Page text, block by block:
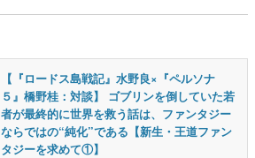
【『ロードス島戦記』水野良×『ペルソナ
５』橋野桂：対談】 ゴブリンを倒していた若
者が最終的に世界を救う話は、ファンタジー
ならではの“純化”である【新生・王道ファン
タジーを求めて①】